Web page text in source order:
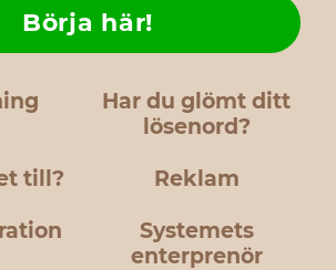
Har du glömt ditt
lösenord?
till?
Börja här!
Reklam
Systemets
enterprenör